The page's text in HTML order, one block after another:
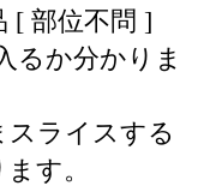
[ 部位不問 ]
るか分かりま
ライスする
す。